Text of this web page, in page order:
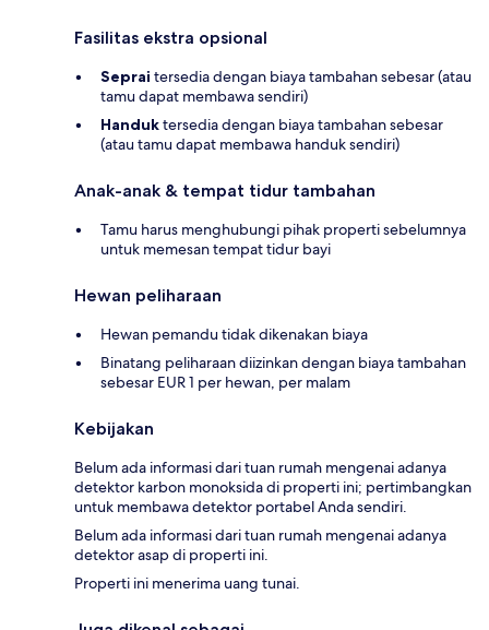
Fasilitas ekstra opsional
Seprai tersedia dengan biaya tambahan sebesar (atau
tamu dapat membawa sendiri)
Handuktersedia dengan biaya tambahan sebesar
(atau tamu dapat membawa handuk sendiri)
Anak-anak & tempat tidur tambahan
Tamu harus menghubungi pihak properti sebelumnya
untuk memesan tempat tidur bayi
Hewan peliharaan
Hewan pemandu tidak dikenakan biaya
Binatang peliharaan diizinkan dengan biaya tambahan
sebesar EUR 1 per hewan, per malam
Kebijakan
Belum ada informasi dari tuan rumah mengenai adanya
detektor karbon monoksida di properti ini; pertimbangkan
untuk membawa detektor portabel Anda sendiri.
Belum ada informasi dari tuan rumah mengenai adanya
detektor asap di properti ini.
Properti ini menerima uang tunai.